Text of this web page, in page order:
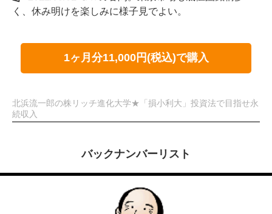
く、休み明けを楽しみに様子見でよい。
1ヶ月分11,000円(税込)で購入
北浜流一郎の株リッチ進化大学★「損小利大」投資法で目指せ永
続収入
バックナンバーリスト